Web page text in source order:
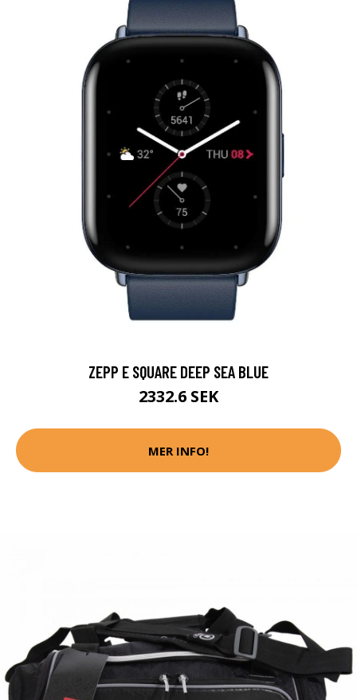
ZEPP E SQUARE DEEP SEA BLUE
2332.6 SEK
MER INFO!